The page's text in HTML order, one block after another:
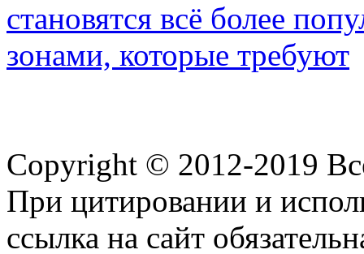
становятся всё более
зонами, которые требуют
Copyright © 2012-2019
При цитировании и
ссылка на сайт